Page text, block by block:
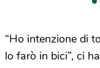
“Ho intenzione di
lo farò in bici”, ci